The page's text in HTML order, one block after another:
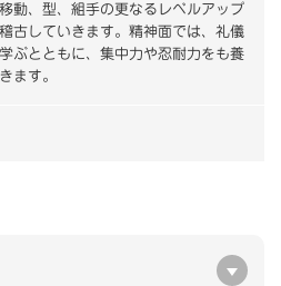
動、型、組手の更なるレベルアップ
古していきます。精神面では、礼儀
ぶとともに、集中力や忍耐力をも養
ます。